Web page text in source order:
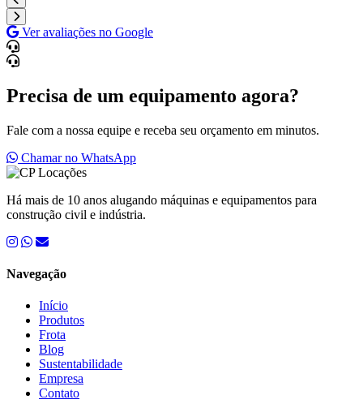
Ver avaliações no Google
Precisa de um equipamento agora?
Fale com a nossa equipe e receba seu orçamento em minutos.
Chamar no WhatsApp
Há mais de 10 anos alugando máquinas e equipamentos para
construção civil e indústria.
Navegação
Início
Produtos
Frota
Blog
Sustentabilidade
Empresa
Contato